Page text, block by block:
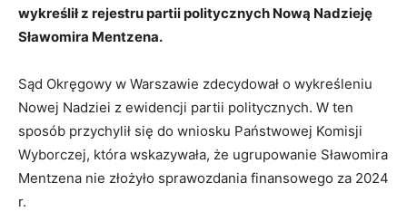
wykreślił z rejestru partii politycznych Nową Nadzieję
Sławomira Mentzena.
Sąd Okręgowy w Warszawie zdecydował o wykreśleniu
Nowej Nadziei z ewidencji partii politycznych. W ten
sposób przychylił się do wniosku Państwowej Komisji
Wyborczej, która wskazywała, że ugrupowanie Sławomira
Mentzena nie złożyło sprawozdania finansowego za 2024
r.